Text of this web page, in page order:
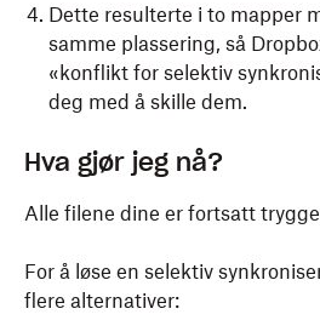
Dette resulterte i to mapper
samme plassering, så
«konflikt for selektiv
deg med å skille dem.
Hva gjør jeg nå?
Alle filene dine er fortsatt
For å løse en selektiv
flere alternativer: